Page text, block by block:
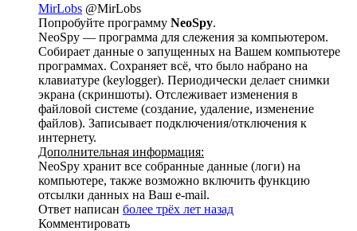
MirLobs @MirLobs
Попробуйте программу NeoSpy.
NeoSpy — программа для слежения за компьютером.
Собирает данные о запущенных на Вашем компьютере
программах. Сохраняет всё, что было набрано на
клавиатуре (keylogger). Периодически делает снимки
экрана (скриншоты). Отслеживает изменения в
файловой системе (создание, удаление, изменение
файлов). Записывает подключения/отключения к
интернету.
Дополнительная информация:
NeoSpy хранит все собранные данные (логи) на
компьютере, также возможно включить функцию
отсылки данных на Ваш e-mail.
Ответ написан более трёх лет назад
Комментировать